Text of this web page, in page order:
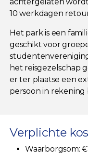
10 werkdagen
Het park is een
geschikt voor
het reisgezelschap
er ter plaatse een
persoon in rekening
Verplichte
Waarborgsom: